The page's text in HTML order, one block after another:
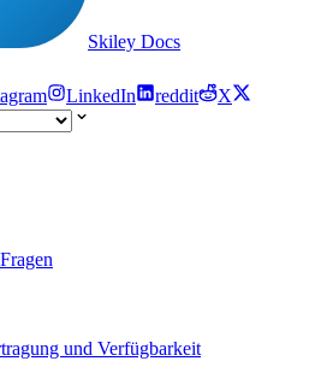
Skiley Docs
LinkedIn reddit
X
und Verfügbarkeit